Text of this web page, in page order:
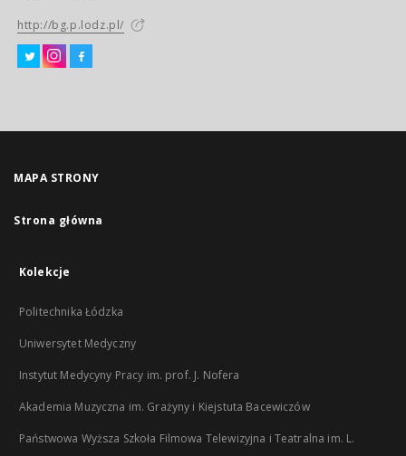
http://bg.p.lodz.pl/
MAPA STRONY
Strona główna
Kolekcje
Politechnika Łódzka
Uniwersytet Medyczny
Instytut Medycyny Pracy im. prof. J. Nofera
Akademia Muzyczna im. Grażyny i Kiejstuta Bacewiczów
Państwowa Wyższa Szkoła Filmowa Telewizyjna i Teatralna im. L.